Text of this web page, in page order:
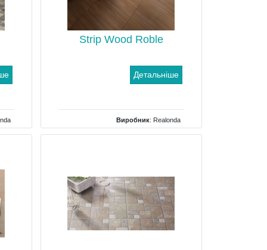
Strip Wood Roble
Детальніше
Виробник: Realonda